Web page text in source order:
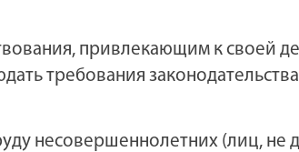
привлекающим к своей
требования
несовершеннолетних (лиц, не